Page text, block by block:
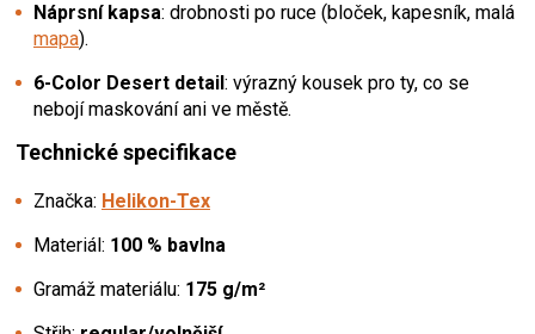
Náprsní kapsa: drobnosti po ruce (bloček, kapesník, malá
mapa).
6-Color Desert detail : výrazný kousek pro ty, co se
nebojí maskování ani ve městě.
Technické specifikace
Značka: Helikon-Tex
Materiál: 100 % bavlna
Gramáž materiálu: 175 g/m²